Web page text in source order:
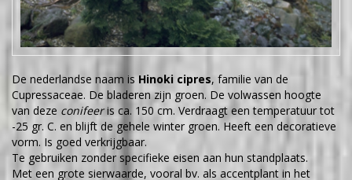
De nederlandse naam is Hinoki cipres, familie van de
Cupressaceae. De bladeren zijn groen. De volwassen hoogte
van deze conifeeris ca. 150 cm. Verdraagt een temperatuur tot
-25 gr. C. en blijft de gehele winter groen. Heeft een decoratieve
vorm. Is goed verkrijgbaar.
Te gebruiken zonder specifieke eisen aan hun standplaats.
Met een grote sierwaarde, vooral bv. als accentplant in het